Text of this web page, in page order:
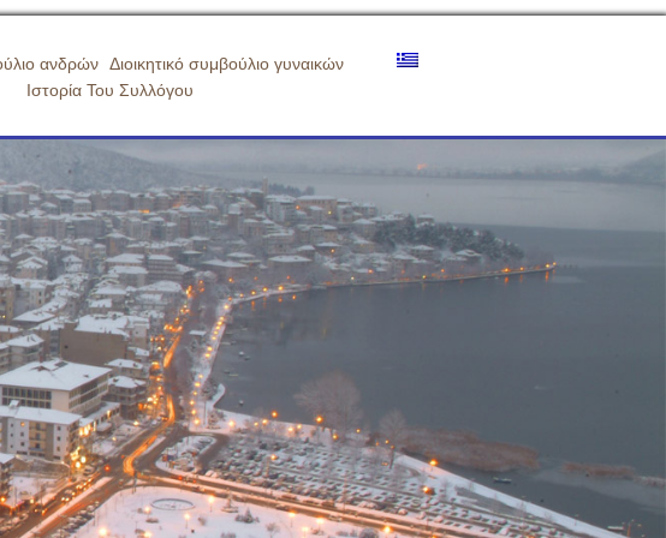
ανδρών Διοικητικό συμβούλιο γυναικών
Ιστορία Του Συλλόγου